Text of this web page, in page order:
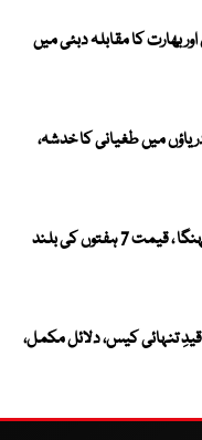
پاکستان اور بھارت کا مقابلہ دبئی میں
دریاؤں میں طغیانی کا خدشہ،
عالمی مارکیٹ میں سونا مزید مہنگا ، قیمت 7 ہفتوں کی بلند
قیدِ تنہائی کیس، دلائل مکمل،